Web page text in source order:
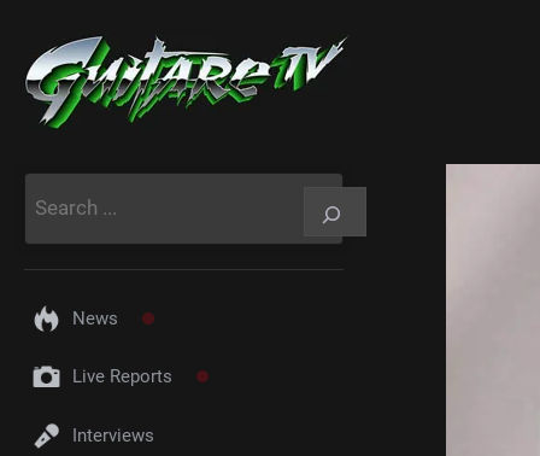
contenu
News
Live Reports
Interviews